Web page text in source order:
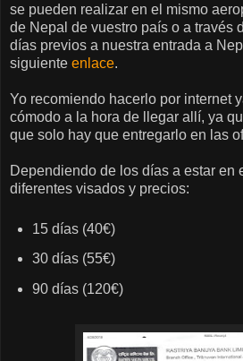
se pueden realizar en el mismo
de Nepal de vuestro país o a través
días previos a nuestra entrada a
siguiente enlace.
Yo recomiendo hacerlo por internet
cómodo a la hora de llegar allí, ya
que solo hay que entregarlo en las
Dependiendo de los días a estar en
diferentes visados y precios:
15 días (40€)
30 días (55€)
90 días (120€)